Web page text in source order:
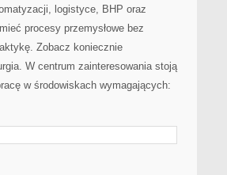
logistyce, BHP oraz
procesy przemysłowe bez
Zobacz koniecznie
W centrum zainteresowania stoją
w środowiskach wymagających: